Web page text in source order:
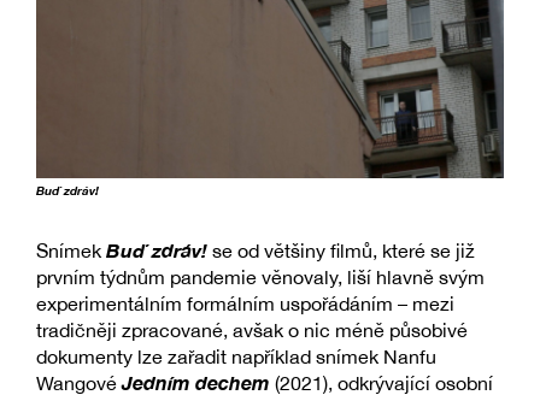
Buď zdráv!
Snímek Buď zdráv! se od většiny filmů, které se již
prvním týdnům pandemie věnovaly, liší hlavně svým
experimentálním formálním uspořádáním – mezi
tradičněji zpracované, avšak o nic méně působivé
dokumenty lze zařadit například snímek Nanfu
WangovéJedním dechem (2021), odkrývající osobní